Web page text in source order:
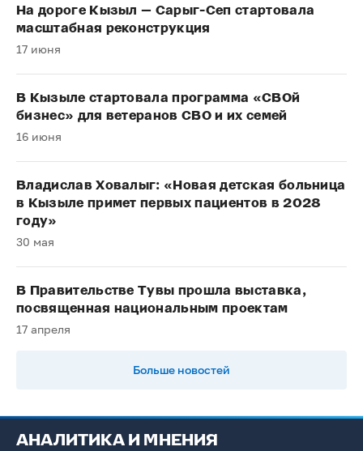
На дороге Кызыл — Сарыг-Сеп стартовала
масштабная реконструкция
17 июня
В Кызыле стартовала программа «СВОй
бизнес» для ветеранов СВО и их семей
16 июня
Владислав Ховалыг: «Новая детская больница
в Кызыле примет первых пациентов в 2028
году»
30 мая
В Правительстве Тувы прошла выставка,
посвященная национальным проектам
17 апреля
Больше новостей
АНАЛИТИКА И МНЕНИЯ